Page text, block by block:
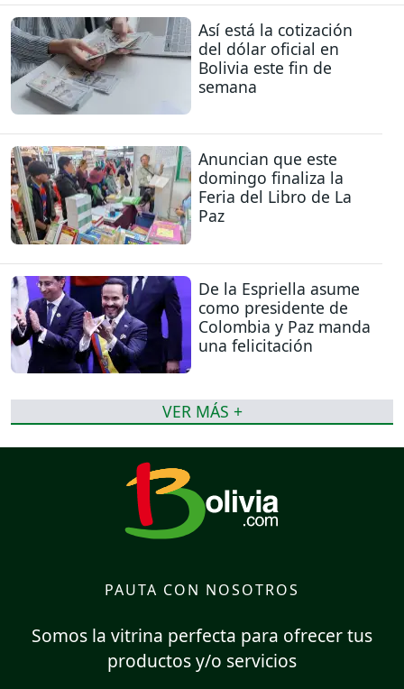
Así está la cotización
del dólar oficial en
Bolivia este fin de
semana
Anuncian que este
domingo finaliza la
Feria del Libro de La
Paz
De la Espriella asume
como presidente de
Colombia y Paz manda
una felicitación
VER MÁS +
PAUTA CON NOSOTROS
Somos la vitrina perfecta para ofrecer tus
productos y/o servicios